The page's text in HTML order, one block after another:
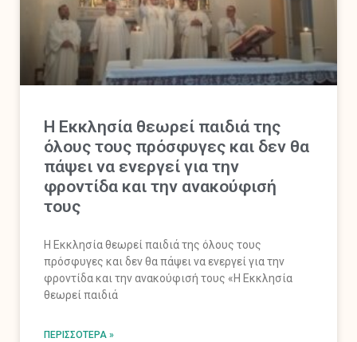
Η Εκκλησία θεωρεί παιδιά της
όλους τους πρόσφυγες και δεν θα
πάψει να ενεργεί για την
φροντίδα και την ανακούφισή
τους
Η Εκκλησία θεωρεί παιδιά της όλους τους
πρόσφυγες και δεν θα πάψει να ενεργεί για την
φροντίδα και την ανακούφισή τους «Η Εκκλησία
θεωρεί παιδιά
ΠΕΡΙΣΣΌΤΕΡΑ »